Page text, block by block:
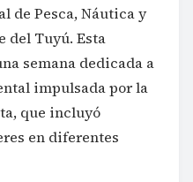
de Pesca, Náutica y
del Tuyú. Esta
semana dedicada a
impulsada por la
que incluyó
en diferentes